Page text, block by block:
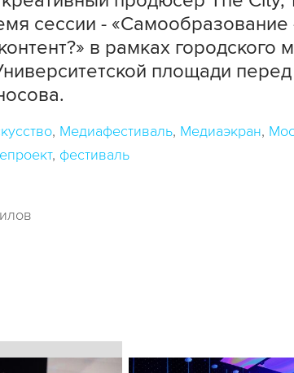
сессии - «Самообразование
в рамках городского
площади
Медиафестиваль Медиаэкран
фестиваль